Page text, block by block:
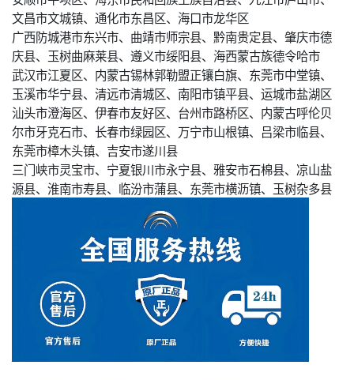
文昌市文城镇、通化市东昌区、海口市龙华区
广西防城港市东兴市、曲靖市师宗县、黔南贵定县、肇庆市德
庆县、玉树曲麻莱县、遵义市绥阳县、海西蒙古族德令哈市
武汉市江夏区、内蒙古锡林郭勒盟正镶白旗、东莞市中堂镇、
玉溪市华宁县、清远市清城区、南阳市镇平县、运城市盐湖区
汕头市澄海区、伊春市友好区、台州市路桥区、内蒙古呼伦贝
尔市牙克石市、长春市绿园区、万宁市山根镇、吕梁市临县、
东莞市樟木头镇、吉安市遂川县
三门峡市灵宝市、宁夏银川市永宁县、雅安市石棉县、凉山盐
源县、淮南市寿县、临汾市蒲县、东莞市横沥镇、玉树杂多县